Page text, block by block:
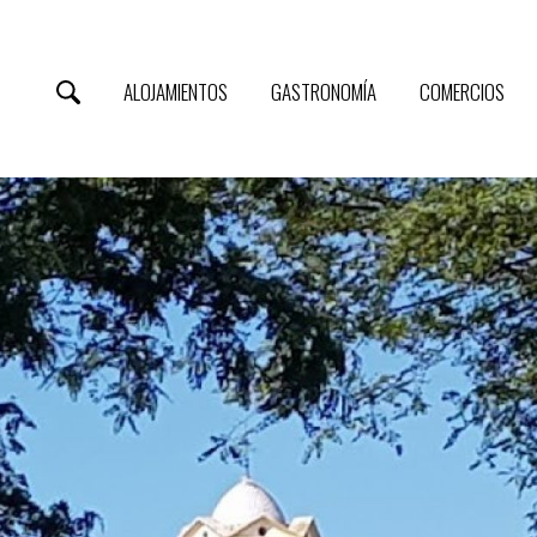
ALOJAMIENTOS GASTRONOMÍA COMERCIOS